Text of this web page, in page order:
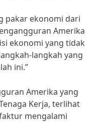
pakar ekonomi dari
Amerika
ekonomi yang tidak
langkah yang
ini.”
Amerika yang
Kerja, terlihat
mengalami